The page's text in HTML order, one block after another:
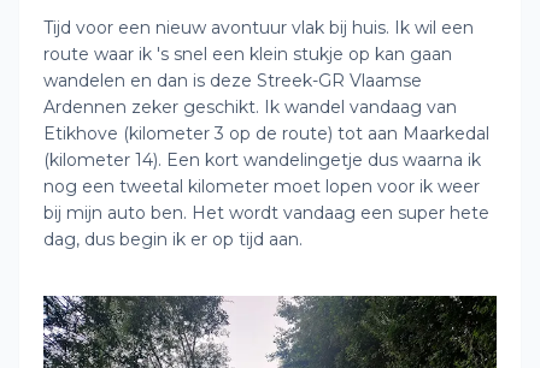
Tijd voor een nieuw avontuur vlak bij huis. Ik wil een
route waar ik 's snel een klein stukje op kan gaan
wandelen en dan is deze Streek-GR Vlaamse
Ardennen zeker geschikt. Ik wandel vandaag van
Etikhove (kilometer 3 op de route) tot aan Maarkedal
(kilometer 14). Een kort wandelingetje dus waarna ik
nog een tweetal kilometer moet lopen voor ik weer
bij mijn auto ben. Het wordt vandaag een super hete
dag, dus begin ik er op tijd aan.